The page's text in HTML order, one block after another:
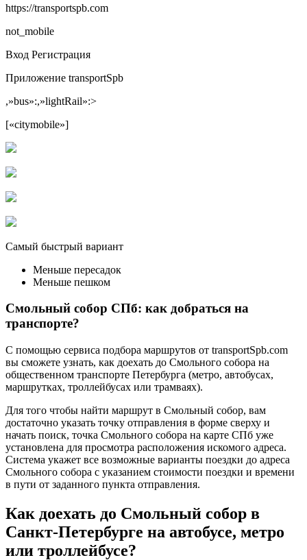
https://transportspb.com
not_mobile
Вход Регистрация
Приложение transportSpb
,»bus»:,»lightRail»:>
[«citymobile»]
Самый быстрый вариант
Меньше пересадок
Меньше пешком
Смольный собор СПб: как добраться на
транспорте?
С помощью сервиса подбора маршрутов от transportSpb.com
вы сможете узнать, как доехать до Смольного собора на
общественном транспорте Петербурга (метро, автобусах,
маршрутках, троллейбусах или трамваях).
Для того чтобы найти маршрут в Смольный собор, вам
достаточно указать точку отправления в форме сверху и
начать поиск, точка Смольного собора на карте СПб уже
установлена для просмотра расположения искомого адреса.
Система укажет все возможные варианты поездки до адреса
Смольного собора с указанием стоимости поездки и времени
в пути от заданного пункта отправления.
Как доехать до Смольный собор в
Санкт-Петербурге на автобусе, метро
или троллейбусе?